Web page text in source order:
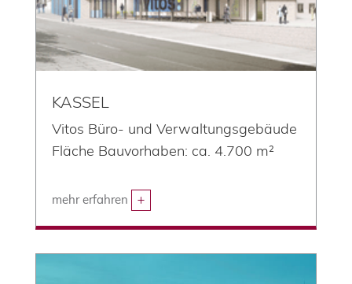
KASSEL
Vitos Büro- und Verwaltungsgebäude
Fläche Bauvorhaben: ca. 4.700 m²
mehr erfahren